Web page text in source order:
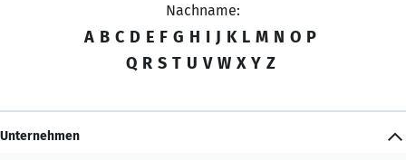
Nachname:
A B C D E F G H I J K L M N O P
Q R S T U V W X Y Z
Unternehmen